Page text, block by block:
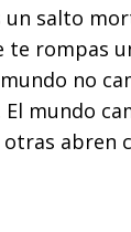
un salto
te rompas
no
El mundo
abren